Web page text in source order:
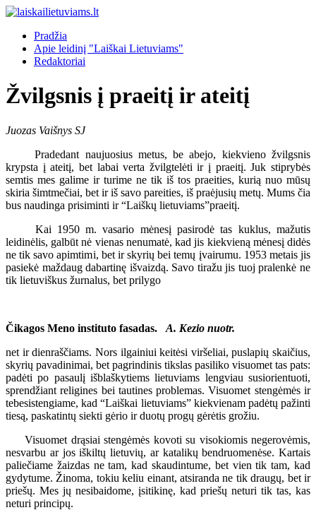
Pradžia
Apie leidinį "Laiškai Lietuviams"
Redaktoriai
Žvilgsnis į praeitį ir ateitį
Juozas Vaišnys SJ
Pradedant naujuosius metus, be abejo, kiekvieno žvilgsnis
krypsta į ateitį, bet labai verta žvilgtelėti ir į praeitį. Juk stiprybės
semtis mes galime ir turime ne tik iš tos praeities, kurią nuo mūsų
skiria šimtmečiai, bet ir iš savo pareities, iš praėjusių metų. Mums čia
bus naudinga prisiminti ir “Laiškų lietuviams”praeitį.
Kai 1950 m. vasario mėnesį pasirodė tas kuklus, mažutis
leidinėlis, galbūt nė vienas nenumatė, kad jis kiekvieną mėnesį didės
ne tik savo apimtimi, bet ir skyrių bei temų įvairumu. 1953 metais jis
pasiekė maždaug dabartinę išvaizdą. Savo tiražu jis tuoj pralenkė ne
tik lietuviškus žurnalus, bet prilygo
Čikagos Meno instituto fasadas. A. Kezio nuotr.
net ir dienraščiams. Nors ilgainiui keitėsi viršeliai, puslapių skaičius,
skyrių pavadinimai, bet pagrindinis tikslas pasiliko visuomet tas pats:
padėti po pasaulį išblaškytiems lietuviams lengviau susiorientuoti,
sprendžiant religines bei tautines problemas. Visuomet stengėmės ir
tebesistengiame, kad “Laiškai lietuviams” kiekvienam padėtų pažinti
tiesą, paskatintų siekti gėrio ir duotų progų gėrėtis grožiu.
Visuomet drąsiai stengėmės kovoti su visokiomis negerovėmis,
nesvarbu ar jos iškiltų lietuvių, ar katalikų bendruomenėse. Kartais
paliečiame žaizdas ne tam, kad skaudintume, bet vien tik tam, kad
gydytume. Žinoma, tokiu keliu einant, atsiranda ne tik draugų, bet ir
priešų. Mes jų nesibaidome, įsitikinę, kad priešų neturi tik tas, kas
neturi principų.